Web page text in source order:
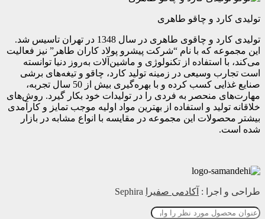
تولیدی کارد و چاقو طاهری
تولیدی کارد و چاقوی طاهری در سال 1348 در تهران تاسیس شد.
این مجموعه که با نام “شرکت پیشرو پولاد کاران طاهر” نیز فعالیت
می‌کند، با استفاده از تکنولوژی و ماشین‌آلات به‌روز دنیا توانسته
است تجارب وسیعی در زمینه تولید کارد، چاقو و تیغه‌های برشی
صنایع غذایی کسب کرده و با بهره‌گیری بیش از 50 سال تجربه،
مهارت‌های منحصر به فردی را در تولیدات خود بکار گیرد. روش‌های
خلاقانه تولید و استفاده از بهترین مواد اولیه موجب تمایز و کارآمدی
بیشتر محصولات این مجموعه در مقایسه با انواع مشابه در بازار
شده است.
طراحی و اجرا : آکادمی صفیرا